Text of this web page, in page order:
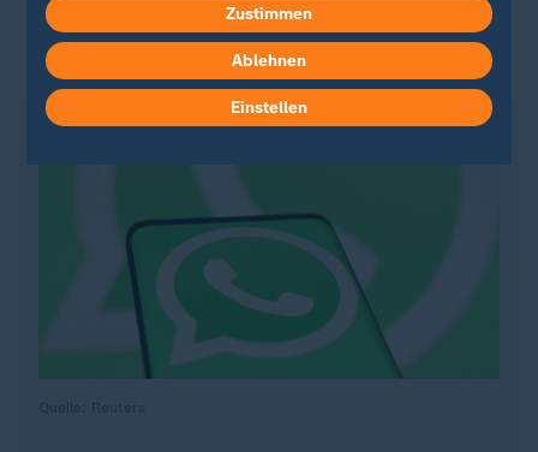
ZDFsportstudio auf WhatsApp
Zustimmen
Ablehnen
Einstellen